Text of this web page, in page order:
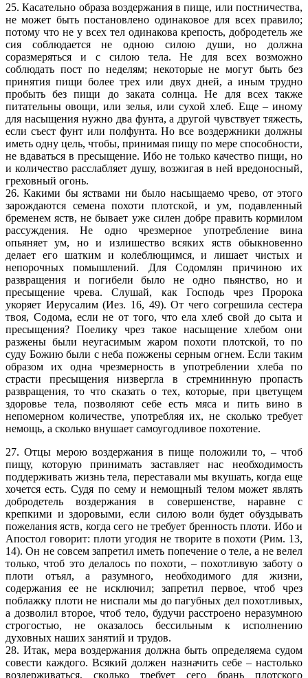
25. Касательно образа воздержания в пище, или постничества,
не может быть постановлено одинаковое для всех правило;
потому что не у всех тел одинакова крепость, добродетель же
сия соблюдается не одною силою души, но должна
соразмеряться и с силою тела. Не для всех возможно
соблюдать пост по неделям; некоторые не могут быть без
принятия пищи более трех или двух дней, а иным трудно
пробыть без пищи до заката солнца. Не для всех также
питательны овощи, или зелья, или сухой хлеб. Еще – иному
для насыщения нужно два фунта, а другой чувствует тяжесть,
если съест фунт или полфунта. Но все воздержники должны
иметь одну цель, чтобы, принимая пищу по мере способности,
не вдаваться в пресыщение. Ибо не только качество пищи, но
и количество расслабляет душу, возжигая в ней вредоносный,
греховный огонь.
26. Какими бы яствами ни было насыщаемо чрево, от этого
зарождаются семена похоти плотской, и ум, подавленный
бременем яств, не бывает уже силен добре править кормилом
рассуждения. Не одно чрезмерное употребление вина
опьяняет ум, но и излишество всяких яств обыкновенно
делает его шатким и колеблющимся, и лишает чистых и
непорочных помышлений. Для Содомлян причиною их
развращения и погибели было не одно пьянство, но и
пресыщение чрева. Слушай, как Господь чрез Пророка
укоряет Иерусалим (Иез. 16, 49). От чего согрешила сестера
твоя, Содома, если не от того, что ела хлеб свой до сыта и
пресыщения? Поелику чрез такое насыщение хлебом они
разжены были неугасимым жаром похоти плотской, то по
суду Божию были с неба пожжены серным огнем. Если таким
образом их одна чрезмерность в употреблении хлеба по
страсти пресыщения низвергла в стремнинную пропасть
развращения, то что сказать о тех, которые, при цветущем
здоровье тела, позволяют себе есть мяса и пить вино в
непомерном количестве, употребляя их, не сколько требует
немощь, а сколько внушает самоугодливое похотение.
27. Отцы мерою воздержания в пище положили то, – чтоб
пищу, которую принимать заставляет нас необходимость
поддерживать жизнь тела, переставали мы вкушать, когда еще
хочется есть. Судя по сему и немощный телом может являть
добродетель воздержания в совершенстве, наравне с
крепкими и здоровыми, если силою воли будет обуздывать
пожелания яств, когда сего не требует бренность плоти. Ибо и
Апостол говорит: плоти угодия не творите в похоти (Рим. 13,
14). Он не совсем запретил иметь попечение о теле, а не велел
только, чтоб это делалось по похоти, – похотливую заботу о
плоти отъял, а разумного, необходимого для жизни,
содержания ее не исключил; запретил первое, чтоб чрез
поблажку плоти не ниспали мы до пагубных дел похотливых,
а дозволил второе, чтоб тело, будучи расстроено неразумною
строгостью, не оказалось бессильным к исполнению
духовных наших занятий и трудов.
28. Итак, мера воздержания должна быть определяема судом
совести каждого. Всякий должен назначить себе – настолько
воздерживаться, сколько требует сего брань плотского